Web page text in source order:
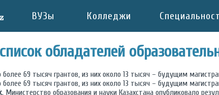
ВУЗы Колледжи
обладателей
более 69 тысяч грантов, из них около 13 тысяч – будущим
более 69 тысяч грантов, из них около 13 тысяч – будущим
. Министерство образования и науки Казахстана опубликовало